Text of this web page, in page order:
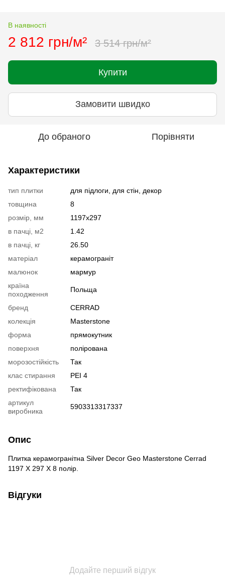
В наявності
2 812 грн/м² 3 514 грн/м²
Купити
Замовити швидко
До обраного Порівняти
Характеристики
тип плитки
для підлоги, для стін, декор
товщина
8
розмір, мм
1197х297
в пачці, м2
1.42
в пачці, кг
26.50
матеріал
керамограніт
малюнок
мармур
країна
походження
Польща
бренд
CERRAD
колекція
Masterstone
форма
прямокутник
поверхня
полірована
морозостійкість
Так
клас стирання
PEI 4
ректифікована
Так
артикул
виробника
5903313317337
Опис
Плитка керамогранітна Silver Decor Geo Masterstone Сerrad
1197 X 297 X 8 полір.
Відгуки
Додайте перший відгук